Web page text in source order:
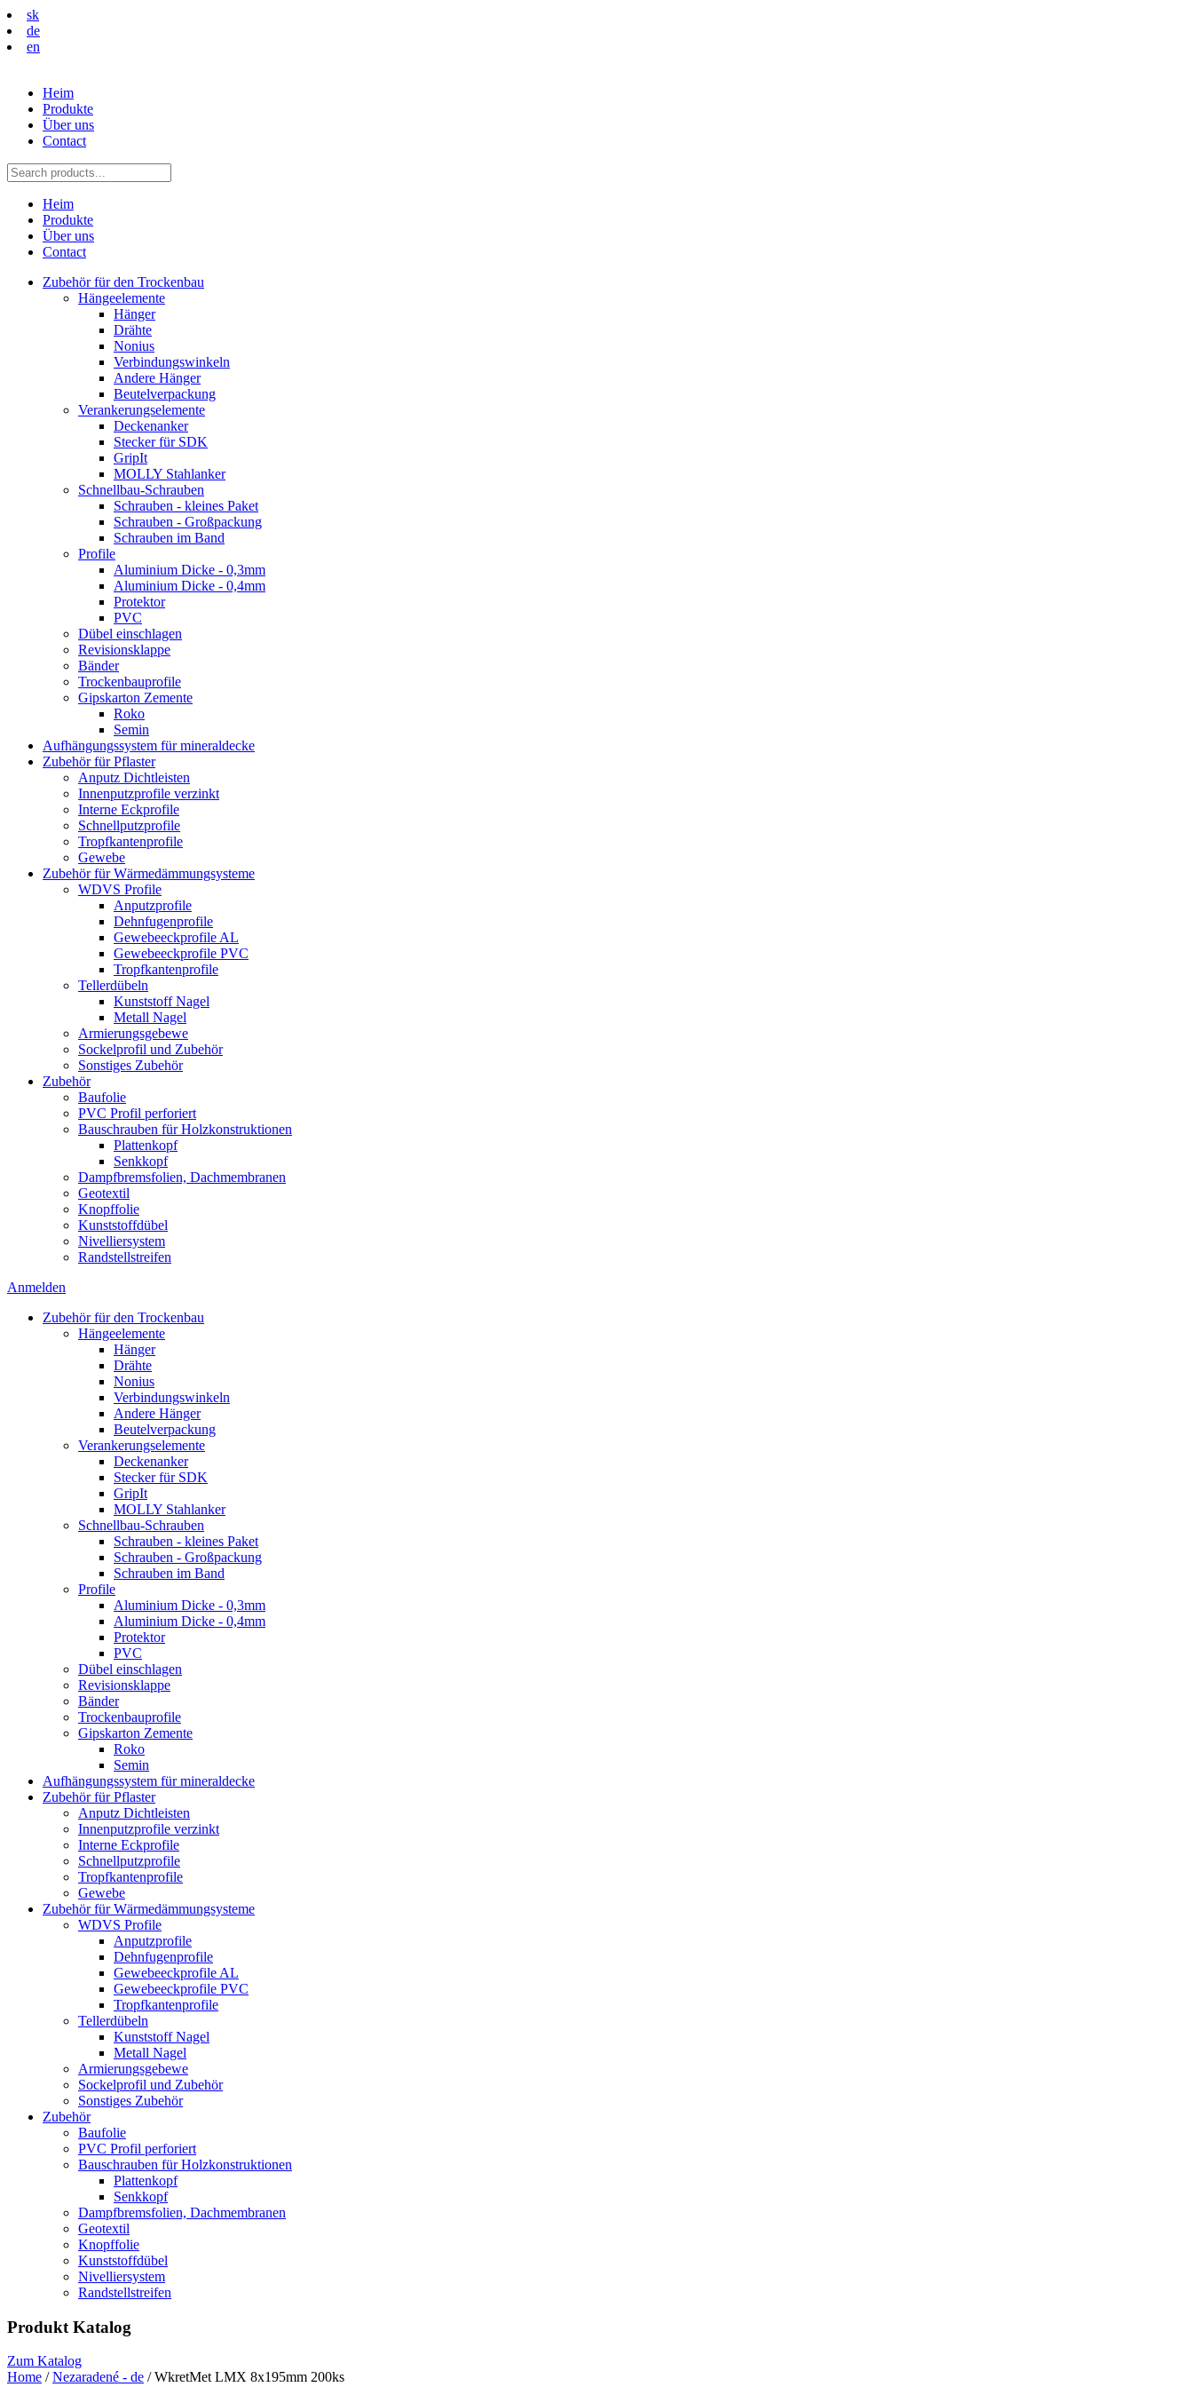
sk
de
en
Heim
Produkte
Über uns
Contact
Heim
Produkte
Über uns
Contact
Zubehör für den Trockenbau
Hängeelemente
Hänger
Drähte
Nonius
Verbindungswinkeln
Andere Hänger
Beutelverpackung
Verankerungselemente
Deckenanker
Stecker für SDK
GripIt
MOLLY Stahlanker
Schnellbau-Schrauben
Schrauben - kleines Paket
Schrauben - Großpackung
Schrauben im Band
Profile
Aluminium Dicke - 0,3mm
Aluminium Dicke - 0,4mm
Protektor
PVC
Dübel einschlagen
Revisionsklappe
Bänder
Trockenbauprofile
Gipskarton Zemente
Roko
Semin
Aufhängungssystem für mineraldecke
Zubehör für Pflaster
Anputz Dichtleisten
Innenputzprofile verzinkt
Interne Eckprofile
Schnellputzprofile
Tropfkantenprofile
Gewebe
Zubehör für Wärmedämmungsysteme
WDVS Profile
Anputzprofile
Dehnfugenprofile
Gewebeeckprofile AL
Gewebeeckprofile PVC
Tropfkantenprofile
Tellerdübeln
Kunststoff Nagel
Metall Nagel
Armierungsgebewe
Sockelprofil und Zubehör
Sonstiges Zubehör
Zubehör
Baufolie
PVC Profil perforiert
Bauschrauben für Holzkonstruktionen
Plattenkopf
Senkkopf
Dampfbremsfolien, Dachmembranen
Geotextil
Knopffolie
Kunststoffdübel
Nivelliersystem
Randstellstreifen
Anmelden
Zubehör für den Trockenbau
Hängeelemente
Hänger
Drähte
Nonius
Verbindungswinkeln
Andere Hänger
Beutelverpackung
Verankerungselemente
Deckenanker
Stecker für SDK
GripIt
MOLLY Stahlanker
Schnellbau-Schrauben
Schrauben - kleines Paket
Schrauben - Großpackung
Schrauben im Band
Profile
Aluminium Dicke - 0,3mm
Aluminium Dicke - 0,4mm
Protektor
PVC
Dübel einschlagen
Revisionsklappe
Bänder
Trockenbauprofile
Gipskarton Zemente
Roko
Semin
Aufhängungssystem für mineraldecke
Zubehör für Pflaster
Anputz Dichtleisten
Innenputzprofile verzinkt
Interne Eckprofile
Schnellputzprofile
Tropfkantenprofile
Gewebe
Zubehör für Wärmedämmungsysteme
WDVS Profile
Anputzprofile
Dehnfugenprofile
Gewebeeckprofile AL
Gewebeeckprofile PVC
Tropfkantenprofile
Tellerdübeln
Kunststoff Nagel
Metall Nagel
Armierungsgebewe
Sockelprofil und Zubehör
Sonstiges Zubehör
Zubehör
Baufolie
PVC Profil perforiert
Bauschrauben für Holzkonstruktionen
Plattenkopf
Senkkopf
Dampfbremsfolien, Dachmembranen
Geotextil
Knopffolie
Kunststoffdübel
Nivelliersystem
Randstellstreifen
Produkt Katalog
Zum Katalog
Home /Nezaradené - de / WkretMet LMX 8x195mm 200ks